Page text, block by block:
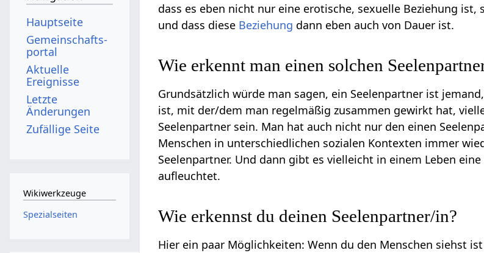
dass es eben nicht nur eine erotische, sexuelle Beziehung
und dass diese Beziehung dann eben auch von Dauer ist.
Wie erkennt man einen solchen
Grundsätzlich würde man sagen, ein Seelenpartner ist
ist, mit der/dem man regelmäßig zusammen gewirkt hat,
Seelenpartner sein. Man hat auch nicht nur den einen
Menschen in unterschiedlichen sozialen Kontexten immer
Seelenpartner. Und dann gibt es vielleicht in einem Leben
aufleuchtet.
Wie erkennst du deinen Seelenpartner/in?
Hier ein paar Möglichkeiten: Wenn du den Menschen siehst
Hauptseite
Gemeinschafts­
portal
Aktuelle
Ereignisse
Letzte
Änderungen
Zufällige Seite
Wikiwerkzeuge
Spezialseiten